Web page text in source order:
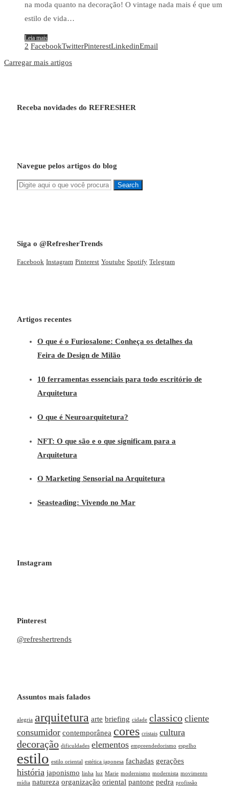
na moda quanto na decoração! O vintage nada mais é que um
estilo de vida…
Leia mais
2 FacebookTwitterPinterestLinkedinEmail
Carregar mais artigos
Receba novidades do REFRESHER
Navegue pelos artigos do blog
Siga o @RefresherTrends
Facebook Instagram Pinterest Youtube Spotify Telegram
Artigos recentes
O que é o Furiosalone: Conheça os detalhes da
Feira de Design de Milão
10 ferramentas essenciais para todo escritório de
Arquitetura
O que é Neuroarquitetura?
NFT: O que são e o que significam para a
Arquitetura
O Marketing Sensorial na Arquitetura
Seasteading: Vivendo no Mar
Instagram
Pinterest
@refreshertrends
Assuntos mais falados
alegria arquitetura arte briefing cidade classico cliente
consumidor contemporânea cores cristais cultura
decoração dificuldades elementos empreendedorismo espelho
estilo estilo oriental estética japonesa fachadas gerações
história japonismo linha luz Marie modernismo modernista movimento
mídia natureza organização oriental pantone pedra profissão